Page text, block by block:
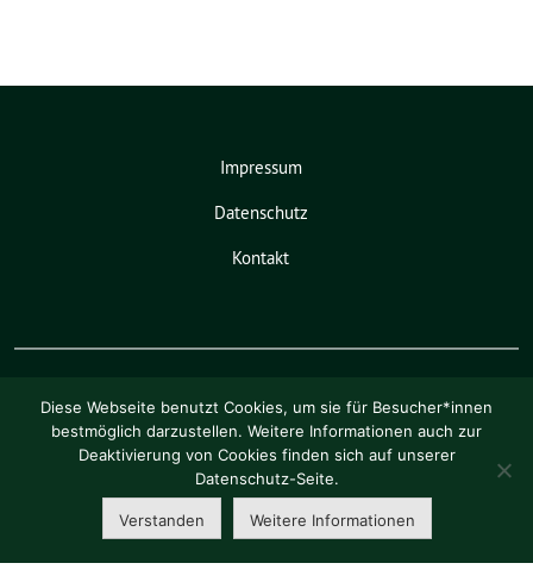
Impressum
Datenschutz
Kontakt
Pia Schellhammer benutzt das
freie grüne Themesunflower‐ ein
verdigado eG
Diese Webseite benutzt Cookies, um sie für Besucher*innen
bestmöglich darzustellen. Weitere Informationen auch zur
Deaktivierung von Cookies finden sich auf unserer
Datenschutz-Seite.
Verstanden Weitere Informationen